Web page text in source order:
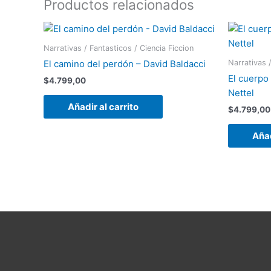
Productos relacionados
Narrativas / Fantasticos / Ciencia Ficcion
El camino del perdón – David Baldacci
$4.799,00
Añadir al carrito
Narrativas
El
Nettel
$4.799,00